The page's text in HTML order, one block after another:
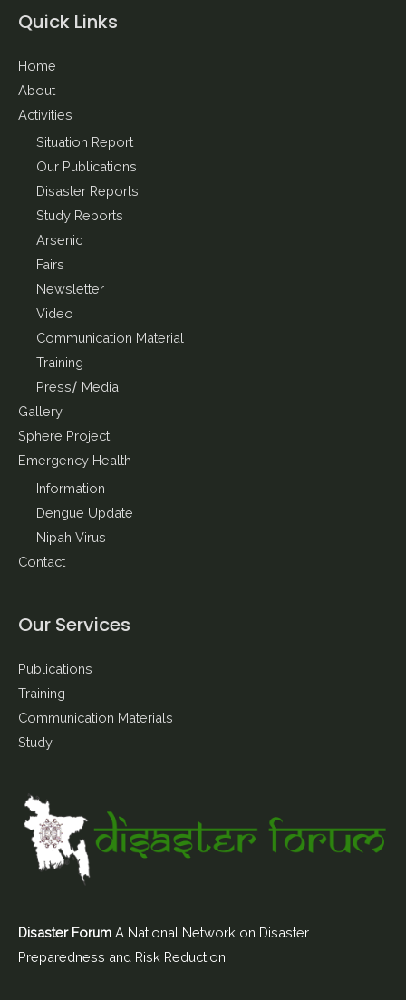
Quick Links
Home
About
Activities
Situation Report
Our Publications
Disaster Reports
Study Reports
Arsenic
Fairs
Newsletter
Video
Communication Material
Training
Press/ Media
Gallery
Sphere Project
Emergency Health
Information
Dengue Update
Nipah Virus
Contact
Our Services
Publications
Training
Communication Materials
Study
Disaster Forum A National Network on Disaster
Preparedness and Risk Reduction